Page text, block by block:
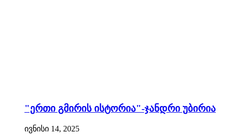
"ერთი გმირის ისტორია"-ჯანდრი უბირია
ივნისი 14, 2025